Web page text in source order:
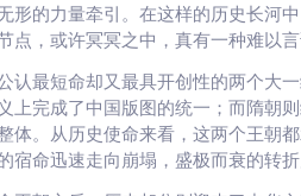
形的力量牵引。在这样的历史长河
点，或许冥冥之中，真有一种难以言
认最短命却又最具开创性的两个大
上完成了中国版图的统一；而隋朝
体。从历史使命来看，这两个王朝
宿命迅速走向崩塌，盛极而衰的转折